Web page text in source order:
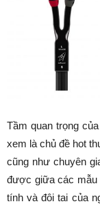
Tầm quan trọng
xem là chủ đề hot
cũng như chuyên
được giữa các mẫu
tính và đôi tai của